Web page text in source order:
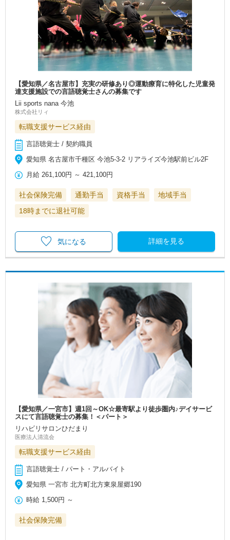
【愛知県／名古屋市】充実の研修あり◎運動療育に特化した児童発
達支援施設での言語聴覚士さんの募集です
Lii sports nana 今池
株式会社リィ
転職支援サービス経由
言語聴覚士 / 契約職員
愛知県 名古屋市千種区 今池5‐3‐2 リアライズ今池駅前ビル2F
月給 261,100円 ～421,100円
社会保険完備 通勤手当 資格手当
地域手当
18時までに退社可能
詳細を見る
気になる
【愛知県／一宮市】週1回～OK☆最寄駅より徒歩圏内♪デイサービ
スにて言語聴覚士の募集！＜パート＞
リハビリサロンひだまり
医療法人清流会
転職支援サービス経由
言語聴覚士 / パート・アルバイト
愛知県 一宮市 北方町北方東泉屋郷190
時給 1,500円 ～
社会保険完備